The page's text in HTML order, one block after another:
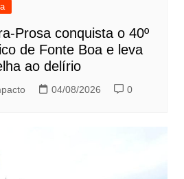
Prosa conquista o 40º
de Fonte Boa e leva
ao delírio
04/08/2026 0